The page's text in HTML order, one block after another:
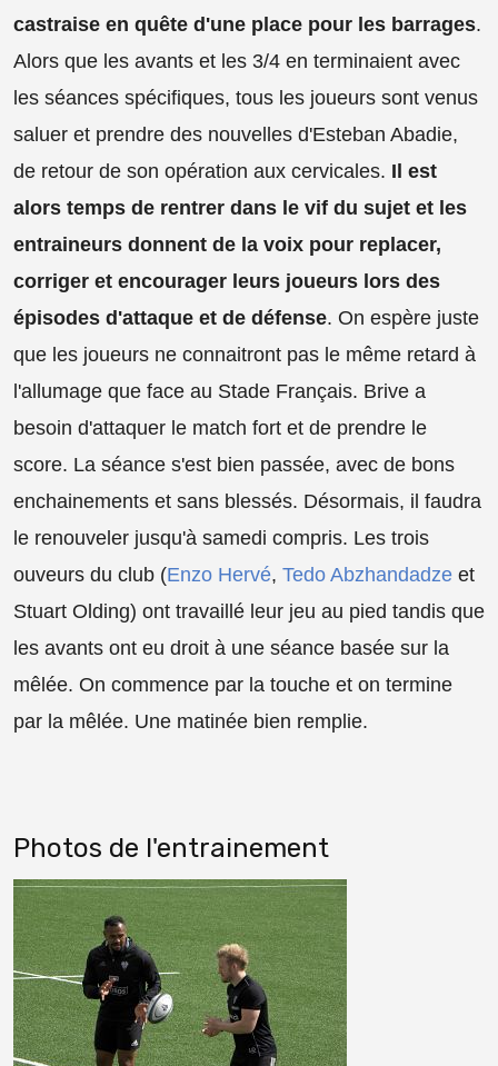
castraise en quête d'une place pour les barrages.
Alors que les avants et les 3/4 en terminaient avec
les séances spécifiques, tous les joueurs sont venus
saluer et prendre des nouvelles d'Esteban Abadie,
de retour de son opération aux cervicales. Il est
alors temps de rentrer dans le vif du sujet et les
entraineurs donnent de la voix pour replacer,
corriger et encourager leurs joueurs lors des
épisodes d'attaque et de défense. On espère juste
que les joueurs ne connaitront pas le même retard à
l'allumage que face au Stade Français. Brive a
besoin d'attaquer le match fort et de prendre le
score. La séance s'est bien passée, avec de bons
enchainements et sans blessés. Désormais, il faudra
le renouveler jusqu'à samedi compris. Les trois
ouveurs du club (Enzo Hervé, Tedo Abzhandadze et
Stuart Olding) ont travaillé leur jeu au pied tandis que
les avants ont eu droit à une séance basée sur la
mêlée. On commence par la touche et on termine
par la mêlée. Une matinée bien remplie.
Photos de l'entrainement